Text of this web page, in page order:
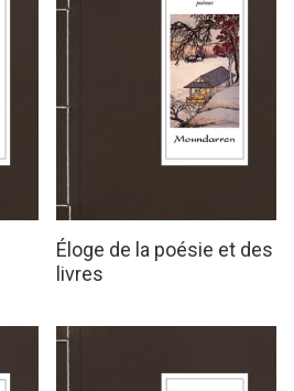
Éloge de la poésie et des
livres